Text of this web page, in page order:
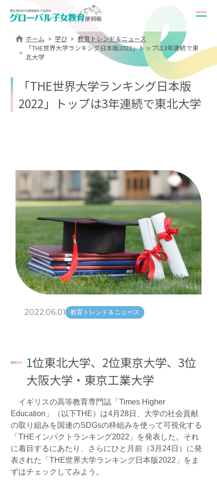
ホーム 学び
教育トレンド＆ニュース
「THE世界大学ランキング日本版2022」トップは3年連続で東
北大学
「THE世界大学ランキング日本版
2022」トップは3年連続で東北大学
2022.06.01 教育トレンド＆ニュース
1位東北大学、2位東京大学、3位
大阪大学・東京工業大学
イギリスの高等教育専門誌「Times Higher
Education」（以下THE）は4月28日、大学の社会貢献
の取り組みを国連のSDGsの枠組みを使って可視化する
「THEインパクトランキング2022」を発表した。それ
に着目するにあたり、さらにひと月前（3月24日）に発
表された
「THE世界大学ランキング日本版2022」 をま
ずはチェックしてみよう。